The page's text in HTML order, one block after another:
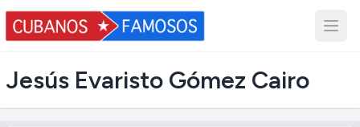
Jesús Evaristo Gómez Cairo